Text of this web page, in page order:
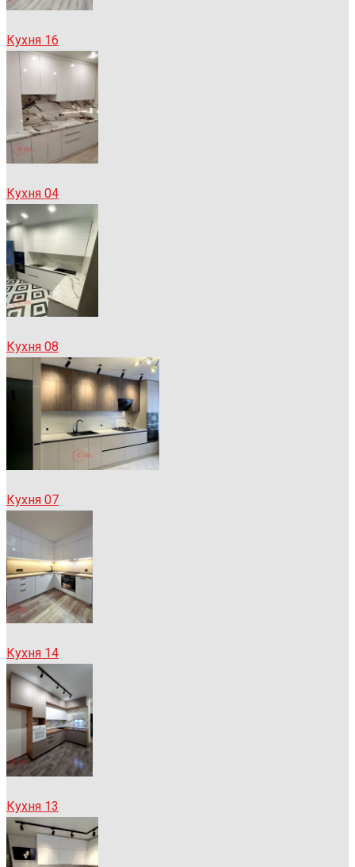
Кухня 16
Кухня 04
Кухня 08
Кухня 07
Кухня 14
Кухня 13